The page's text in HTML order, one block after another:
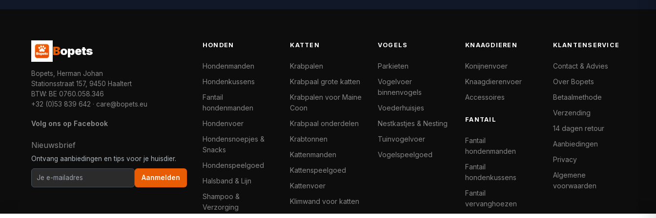
Bopets
Bopets, Herman Johan
Stationsstraat 157, 9450 Haaltert
BTW: BE 0760.058.346
+32 (0)53 839 642 · care@bopets.eu
Volg ons op Facebook
Nieuwsbrief
Ontvang aanbiedingen en tips voor je huisdier.
Aanmelden
HONDEN
Hondenmanden
Hondenkussens
Fantail
hondenmanden
Hondenvoer
Hondensnoepjes &
Snacks
Hondenspeelgoed
Halsband & Lijn
Shampoo &
Verzorging
KATTEN
Krabpalen
Krabpaal grote katten
Krabpalen voor Maine
Coon
Krabpaal onderdelen
Krabtonnen
Kattenmanden
Kattenspeelgoed
Kattenvoer
Klimwand voor katten
VOGELS
Parkieten
Vogelvoer
binnenvogels
Voederhuisjes
Nestkastjes & Nesting
Tuinvogelvoer
Vogelspeelgoed
KNAAGDIEREN
Konijnenvoer
Knaagdierenvoer
Accessoires
FANTAIL
Fantail
hondenmanden
Fantail
hondenkussens
Fantail
vervanghoezen
KLANTENSERVICE
Contact & Advies
Over Bopets
Betaalmethode
Verzending
14 dagen retour
Aanbiedingen
Privacy
Algemene
voorwaarden